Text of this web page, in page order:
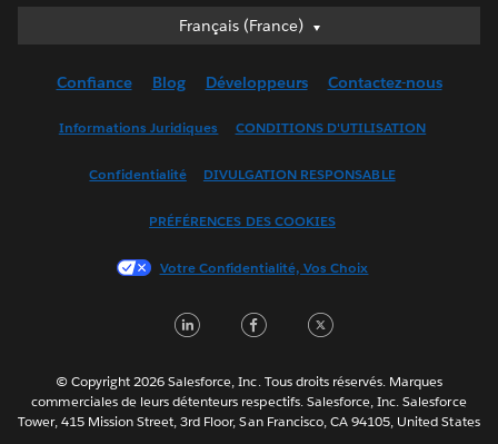
Français (France)
Français (France)
English (UK)
Français (Canada)
한국어
Português
ไทย
简体中文
Confiance Blog Développeurs Contactez-nous
Informations Juridiques CONDITIONS D'UTILISATION
Confidentialité DIVULGATION RESPONSABLE
PRÉFÉRENCES DES COOKIES
Votre Confidentialité, Vos Choix
LinkedInFacebook
© Copyright 2026 Salesforce, Inc. Tous droits réservés. Marques
commerciales de leurs détenteurs respectifs. Salesforce, Inc. Salesforce
Tower, 415 Mission Street, 3rd Floor, San Francisco, CA 94105, United States